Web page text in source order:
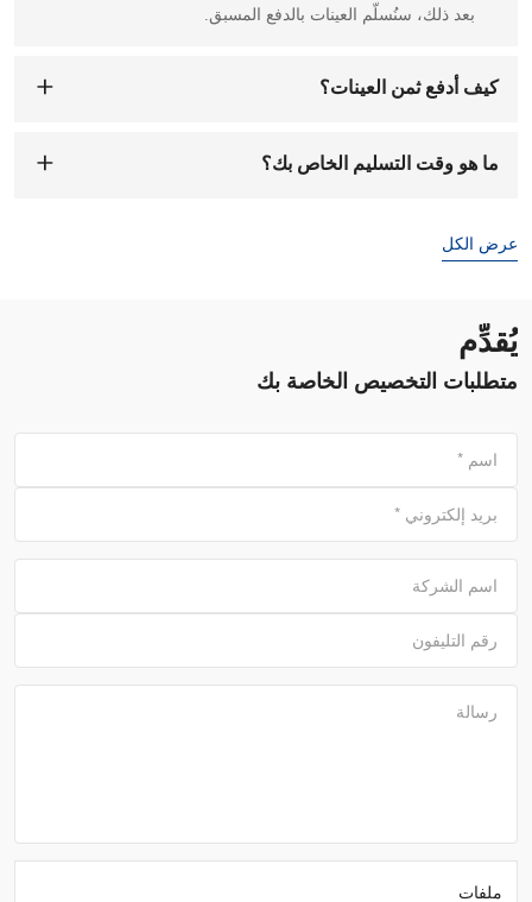
بعد ذلك، سنُسلّم العينات بالدفع المسبق.
كيف أدفع ثمن العينات؟
عمل.
ما هو وقت التسليم الخاص بك؟
عرض الكل
يُقدِّم
متطلبات التخصيص الخاصة بك
اسم *
بريد إلكتروني *
اسم الشركة
رقم التليفون
رسالة
ملفات